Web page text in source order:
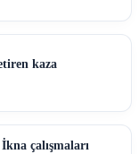
kaza
çalışmaları